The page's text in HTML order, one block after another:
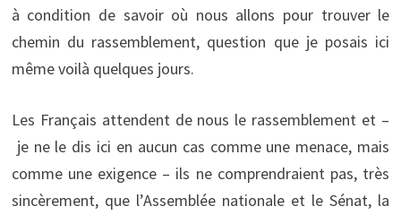
à condition de savoir où nous allons pour trouver le
chemin du rassemblement, question que je posais ici
même voilà quelques jours.
Les Français attendent de nous le rassemblement et –
je ne le dis ici en aucun cas comme une menace, mais
comme une exigence – ils ne comprendraient pas, très
sincèrement, que l’Assemblée nationale et le Sénat, la